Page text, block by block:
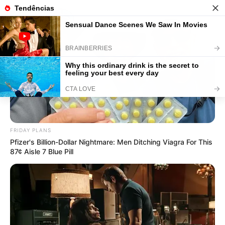
Artesanato com Resina: 22 Ideias
Fáceis com Passo a Passo
FRIDAY PLANS
Pfizer's Billion-Dollar Nightmare: Men Ditching Viagra For This
87¢ Aisle 7 Blue Pill
Save